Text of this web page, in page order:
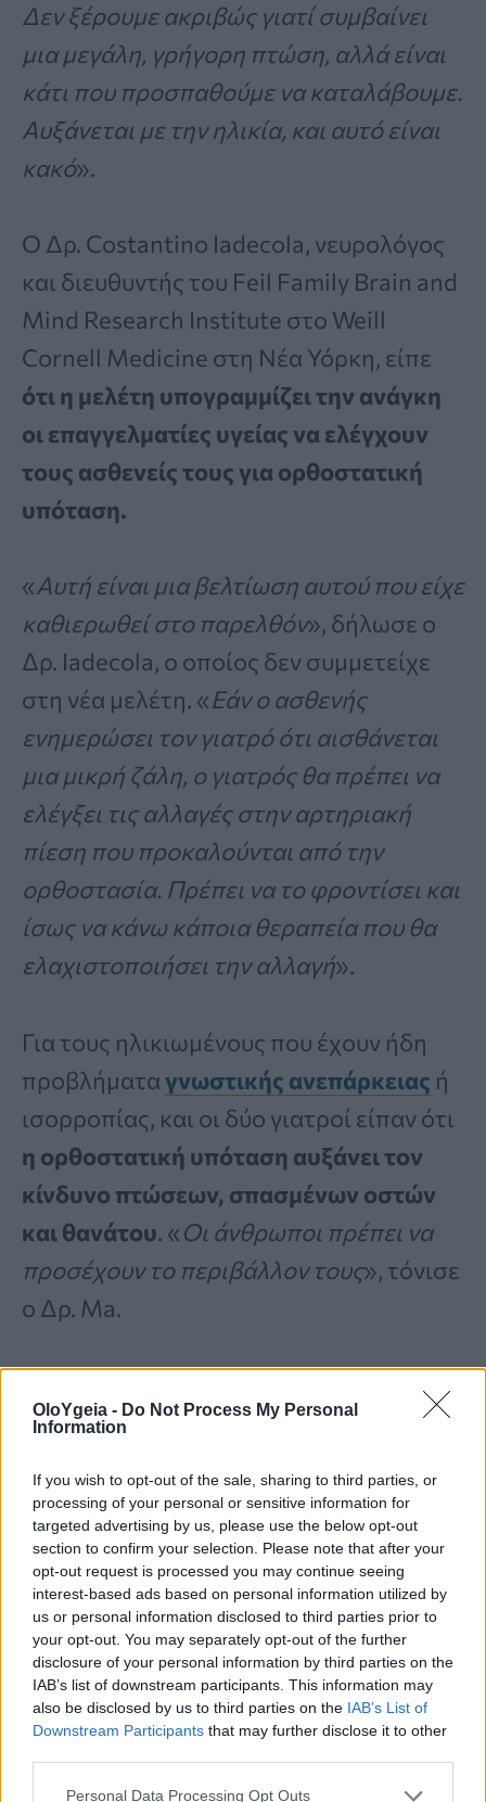
OloYgeia - Do Not Process My Personal
Information
If you wish to opt-out of the sale, sharing to third parties, or
processing of your personal or sensitive information for
targeted advertising by us, please use the below opt-out
section to confirm your selection. Please note that after your
opt-out request is processed you may continue seeing
interest-based ads based on personal information utilized by
us or personal information disclosed to third parties prior to
your opt-out. You may separately opt-out of the further
disclosure of your personal information by third parties on the
IAB’s list of downstream participants. This information may
also be disclosed by us to third parties on the IAB’s List of
Downstream Participants that may further disclose it to other
Personal Data Processing Opt Outs
Δεν ξέρουμε ακριβώς γιατί συμβαίνει
μια μεγάλη, γρήγορη πτώση, αλλά είναι
κάτι που προσπαθούμε να καταλάβουμε.
Αυξάνεται με την ηλικία, και αυτό είναι
κακό».
Ο Δρ. Costantino Iadecola, νευρολόγος
και διευθυντής του Feil Family Brain and
Mind Research Institute στο Weill
Cornell Medicine στη Νέα Υόρκη, είπε
ότι η μελέτη υπογραμμίζει την ανάγκη
οι επαγγελματίες υγείας να ελέγχουν
τους ασθενείς τους για ορθοστατική
υπόταση.
«Αυτή είναι μια βελτίωση αυτού που είχε
καθιερωθεί στο παρελθόν», δήλωσε ο
Δρ. Iadecola, ο οποίος δεν συμμετείχε
στη νέα μελέτη. «Εάν ο ασθενής
ενημερώσει τον γιατρό ότι αισθάνεται
μια μικρή ζάλη, ο γιατρός θα πρέπει να
ελέγξει τις αλλαγές στην αρτηριακή
πίεση που προκαλούνται από την
ορθοστασία. Πρέπει να το φροντίσει και
ίσως να κάνω κάποια θεραπεία που θα
ελαχιστοποιήσει την αλλαγή».
Για τους ηλικιωμένους που έχουν ήδη
προβλήματαγνωστικής ανεπάρκειας ή
ισορροπίας, και οι δύο γιατροί είπαν ότι
η ορθοστατική υπόταση αυξάνει τον
κίνδυνο πτώσεων, σπασμένων οστών
και θανάτου. «Οι άνθρωποι πρέπει να
προσέχουν το περιβάλλον τους», τόνισε
ο Δρ. Ma.
Αρτηριακή πίεση: Τα καθημερινά λάθη
που την ανεβάζουν χωρίς να το
καταλαβαίνουμε
Αρτηριακή πίεση: Πώς επηρεάζεται
όταν είστε όλη μέρα κάτω από τον ήλιο
Υπέρταση: Επικίνδυνη παρενέργεια από
κοινά φάρμακα για την πίεση – Μπορεί
να εμφανιστεί ακόμα και χρόνια μετά